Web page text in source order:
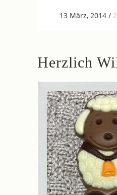
13 März, 2014/
Herzlich